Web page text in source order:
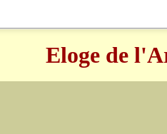
Eloge de